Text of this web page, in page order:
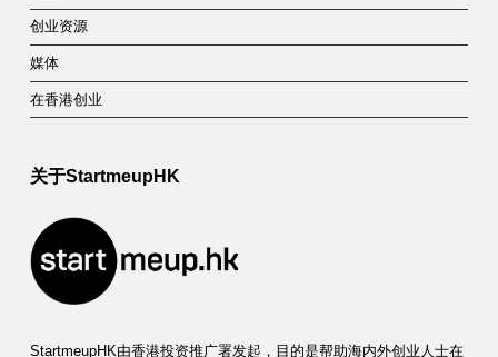
创业资源
媒体
在香港创业
关于StartmeupHK
StartmeupHK由香港投资推广署发起，目的是帮助海内外创业人士在